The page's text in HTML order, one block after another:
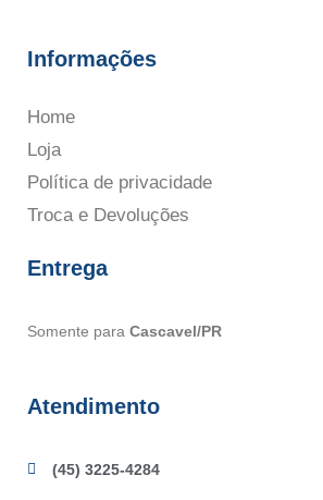
Informações
Home
Loja
Política de privacidade
Troca e Devoluções
Entrega
Somente para Cascavel/PR
Atendimento
(45) 3225-4284